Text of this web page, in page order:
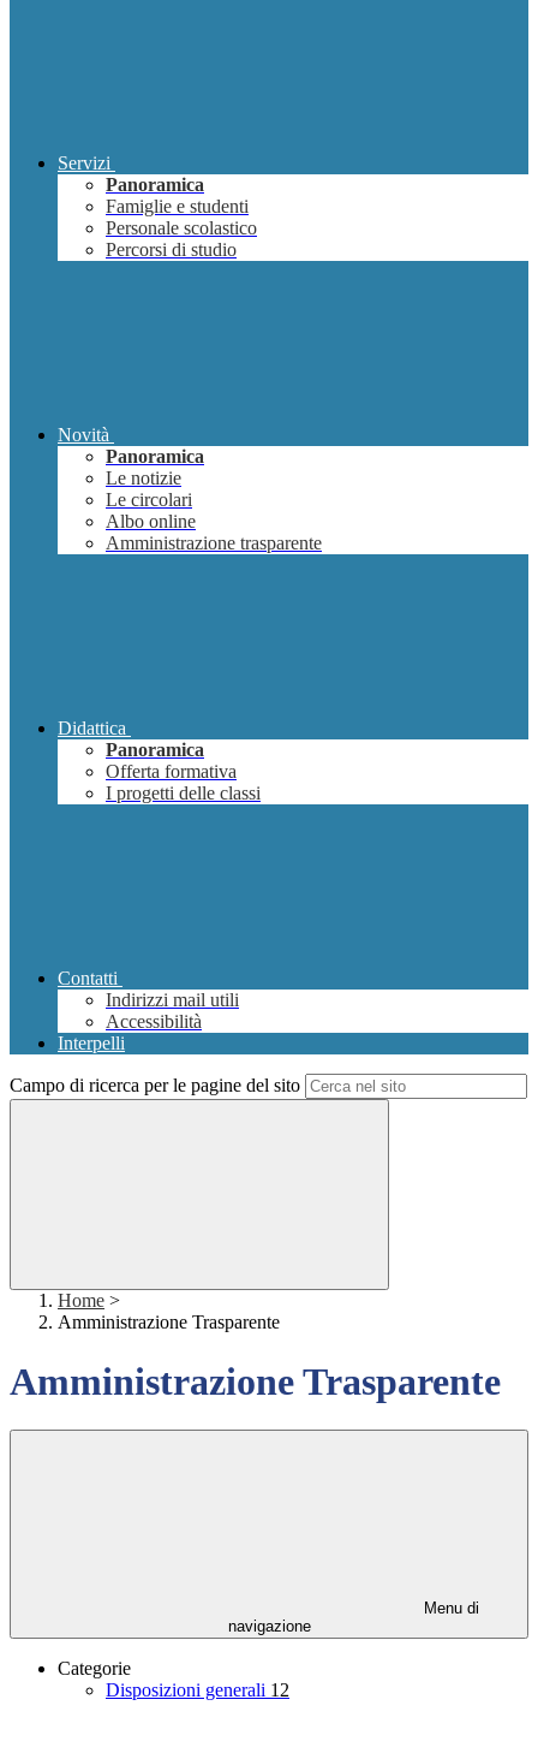
Servizi
Panoramica
Famiglie e studenti
Personale scolastico
Percorsi di studio
Novità
Panoramica
Le notizie
Le circolari
Albo online
Amministrazione trasparente
Didattica
Panoramica
Offerta formativa
I progetti delle classi
Contatti
Indirizzi mail utili
Accessibilità
Interpelli
Campo di ricerca per le pagine del sito
Home >
Amministrazione Trasparente
Amministrazione Trasparente
Menu di
navigazione
Categorie
Disposizioni generali 12